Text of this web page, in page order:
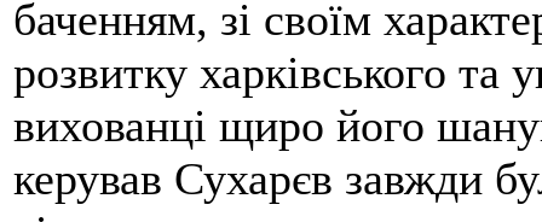
баченням, зі своїм
розвитку харківського та
вихованці щиро його
керував Сухарєв завжди